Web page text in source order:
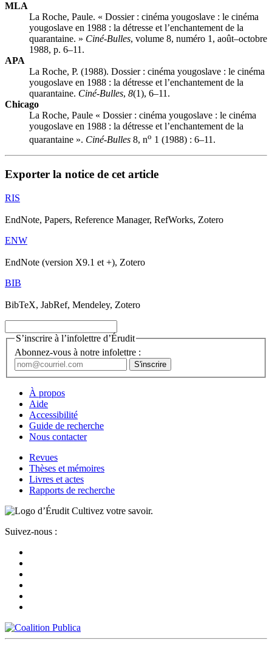
MLA
La Roche, Paule. « Dossier : cinéma yougoslave : le cinéma
yougoslave en 1988 : la détresse et l’enchantement de la
quarantaine. » Ciné-Bulles, volume 8, numéro 1, août–octobre
1988, p. 6–11.
APA
La Roche, P. (1988). Dossier : cinéma yougoslave : le cinéma
yougoslave en 1988 : la détresse et l’enchantement de la
quarantaine. Ciné-Bulles, 8(1), 6–11.
Chicago
La Roche, Paule « Dossier : cinéma yougoslave : le cinéma
yougoslave en 1988 : la détresse et l’enchantement de la
quarantaine ». Ciné-Bulles 8, no 1 (1988) : 6–11.
Exporter la notice de cet article
RIS
EndNote, Papers, Reference Manager, RefWorks, Zotero
ENW
EndNote (version X9.1 et +), Zotero
BIB
BibTeX, JabRef, Mendeley, Zotero
S’inscrire à l’infolettre d’Érudit
Abonnez-vous à notre infolettre :
À propos
Aide
Accessibilité
Guide de recherche
Nous contacter
Revues
Thèses et mémoires
Livres et actes
Rapports de recherche
Cultivez votre savoir.
Suivez-nous :